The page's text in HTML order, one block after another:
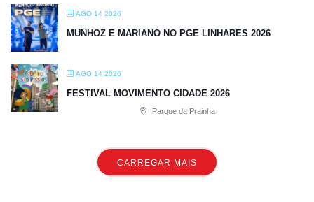
AGO 14 2026
MUNHOZ E MARIANO NO PGE LINHARES 2026
AGO 14 2026
FESTIVAL MOVIMENTO CIDADE 2026
Parque da Prainha
CARREGAR MAIS